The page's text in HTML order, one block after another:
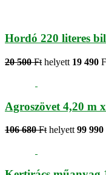
Hordó 220 literes
20 500 Ft helyett 19 490
Agroszövet 4,20 m
106 680 Ft helyett 99 990